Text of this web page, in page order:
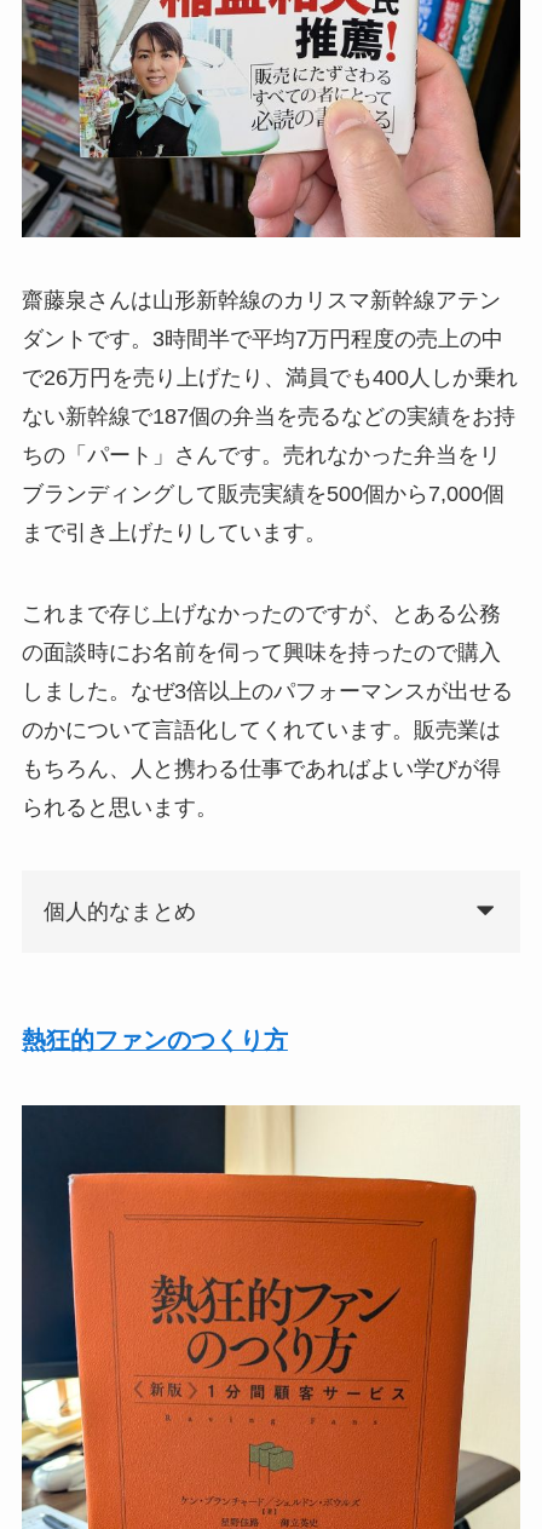
齋藤泉さんは山形新幹線のカリスマ新幹線アテン
ダントです。3時間半で平均7万円程度の売上の中
で26万円を売り上げたり、満員でも400人しか乗れ
ない新幹線で187個の弁当を売るなどの実績をお持
ちの「パート」さんです。売れなかった弁当をリ
ブランディングして販売実績を500個から7,000個
まで引き上げたりしています。
これまで存じ上げなかったのですが、とある公務
の面談時にお名前を伺って興味を持ったので購入
しました。なぜ3倍以上のパフォーマンスが出せる
のかについて言語化してくれています。販売業は
もちろん、人と携わる仕事であればよい学びが得
られると思います。
個人的なまとめ
熱狂的ファンのつくり方